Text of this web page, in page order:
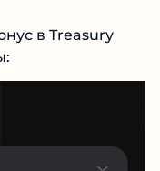
в Treasury